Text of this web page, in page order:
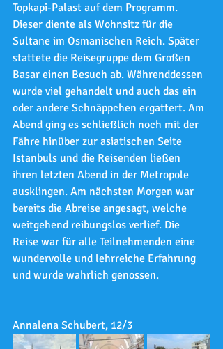
Topkapi-Palast auf dem Programm.
Dieser diente als Wohnsitz für die
Sultane im Osmanischen Reich. Später
stattete die Reisegruppe dem Großen
Basar einen Besuch ab. Währenddessen
wurde viel gehandelt und auch das ein
oder andere Schnäppchen ergattert. Am
Abend ging es schließlich noch mit der
Fähre hinüber zur asiatischen Seite
Istanbuls und die Reisenden ließen
ihren letzten Abend in der Metropole
ausklingen. Am nächsten Morgen war
bereits die Abreise angesagt, welche
weitgehend reibungslos verlief. Die
Reise war für alle Teilnehmenden eine
wundervolle und lehrreiche Erfahrung
und wurde wahrlich genossen.
Annalena Schubert, 12/3